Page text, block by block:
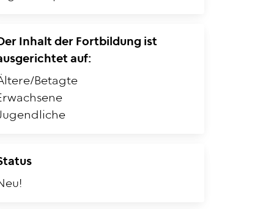
Inhalt der Fortbildung ist
auf:
Betagte